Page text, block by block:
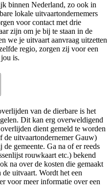
binnen Nederland, zo ook in
lokale uitvaartondernemers
voor contact met drie
zijn om je bij te staan in de
we je uitvaart aanvraag uitzetten
regio, zorgen zij voor een
is.
van de dierbare is het
Dit kan erg overweldigend
dient gemeld te worden
de uitvaartondernemer Gauw)
gemeente. Ga na of er reeds
rouwkaart etc.) bekend
na over de kosten die gemaakt
uitvaart. Wordt het een
voor meer informatie over een